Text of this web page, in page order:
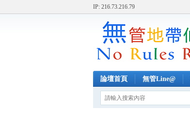
IP: 216.73.216.79
論壇首頁 無管Line@